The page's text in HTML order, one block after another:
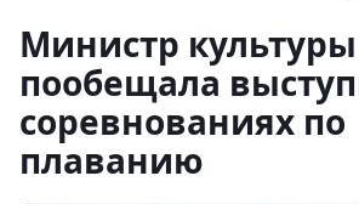
Министр
пообещала
соревнованиях по
плаванию